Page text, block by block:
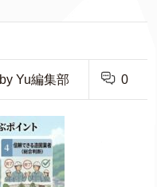
by Yu編集部 0